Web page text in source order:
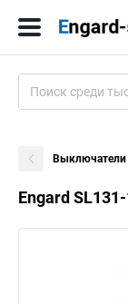
Выключатели
Engard